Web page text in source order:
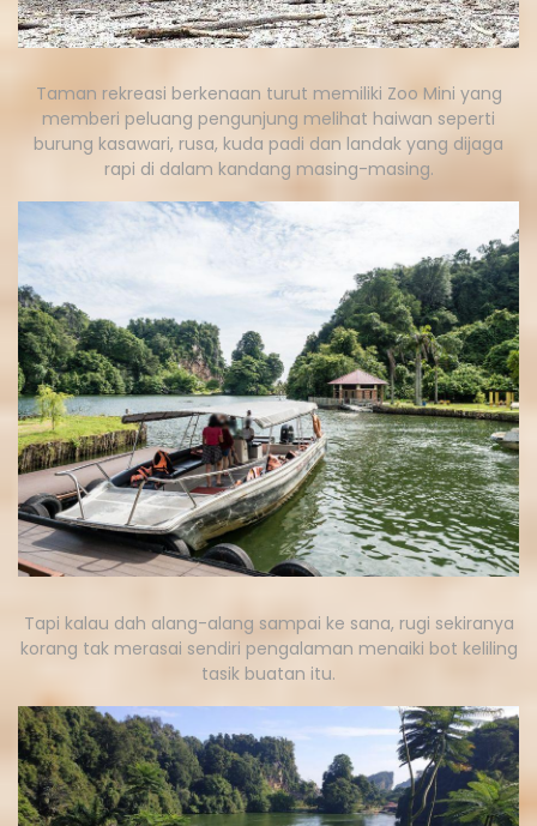
Taman rekreasi berkenaan turut memiliki Zoo Mini yang
memberi peluang pengunjung melihat haiwan seperti
burung kasawari, rusa, kuda padi dan landak yang dijaga
rapi di dalam kandang masing-masing.
Tapi kalau dah alang-alang sampai ke sana, rugi sekiranya
korang tak merasai sendiri pengalaman menaiki bot keliling
tasik buatan itu.